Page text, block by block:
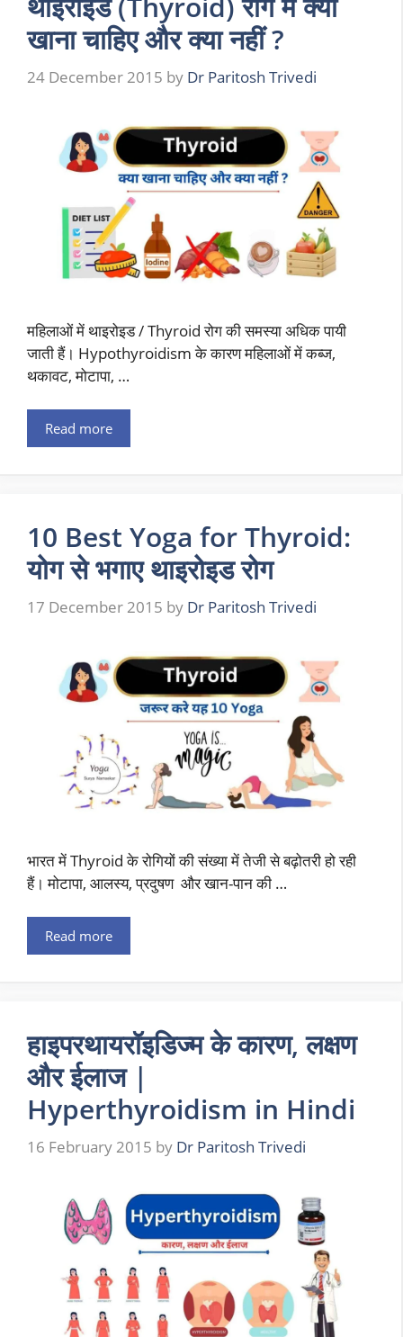
खाना चाहिए और क्या नहीं ?
24 December 2015 by Dr Paritosh Trivedi
महिलाओं में थाइरोइड / Thyroid रोग की समस्या अधिक पायी
जाती हैं। Hypothyroidism के कारण महिलाओं में कब्ज,
थकावट, मोटापा, …
Read more
10 Best Yoga for Thyroid:
योग से भगाए थाइरोइड रोग
17 December 2015 by Dr Paritosh Trivedi
भारत में Thyroid के रोगियों की संख्या में तेजी से बढ़ोतरी हो रही
हैं। मोटापा, आलस्य, प्रदुषण और खान-पान की …
Read more
हाइपरथायरॉइडिज्म के कारण, लक्षण
और ईलाज |
Hyperthyroidism in Hindi
16 February 2015 by Dr Paritosh Trivedi